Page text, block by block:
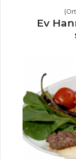
HAMUR
TART
Kestaneli
Kurabiye
Hamur İşleri
Tarifleri
Ev